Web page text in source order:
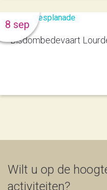
Bisdombedevaart
8 sep
Wilt u op de
activiteiten?